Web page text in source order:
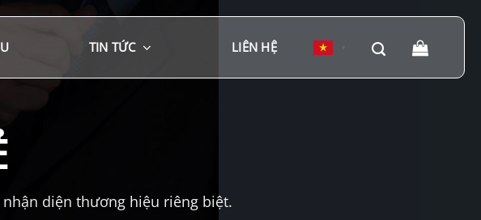
TIN TỨC LIÊN HỆ
diện thương hiệu riêng biệt.